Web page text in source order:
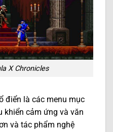
X Chronicles
điển là các menu mục
khiển cảm ứng và văn
và tác phẩm nghệ